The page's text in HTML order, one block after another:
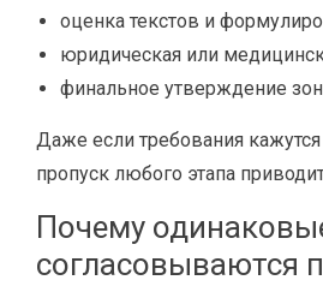
оценка текстов и
юридическая или
финальное утверждение
Даже если требования
пропуск любого этапа
Почему
согласовываются